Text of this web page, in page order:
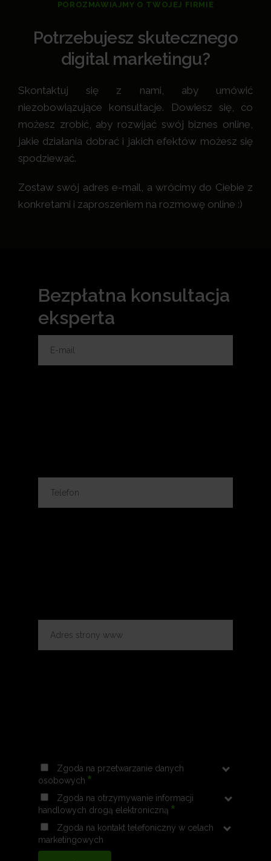
POROZMAWIAJMY O TWOJEJ FIRMIE
Potrzebujesz skutecznego
digital marketingu?
Skontaktuj się z nami, aby umówić
niezobowiązujące konsultacje. Dowiesz się, co
możesz zrobić, aby rozwijać swój biznes online,
jakie działania dobrać i jakich efektów możesz się
spodziewać.
Zostaw swój adres e-mail, a wrócimy do Ciebie z
konkretami i zaproszeniem na rozmowę online :)
Bezpłatna konsultacja
eksperta
Zgoda na przetwarzanie danych
osobowych *
Zgoda na otrzymywanie informacji
handlowych drogą elektroniczną *
Zgoda na kontakt telefoniczny w celach
marketingowych